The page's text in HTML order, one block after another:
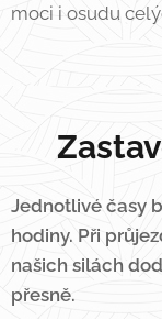
moci i osudu
Jednotlivé časy
hodiny. Při
našich silách
přesně.